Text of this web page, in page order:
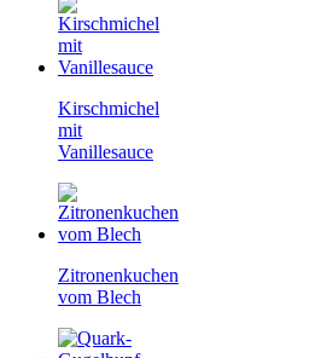
Kirschmichel
mit
Vanillesauce
Zitronenkuchen
vom Blech